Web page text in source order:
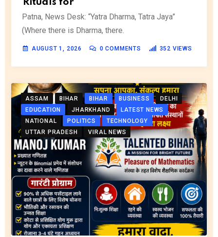
Rituals for
Patna, News Desk: “Yatra Dharma, Tatra Jaya”
(Where there is Dharma, there.
AUGUST 1, 2026 0 COMMENTS 352 VIEWS
ASSAM BIHAR BIHAR BUSINESS
DELHI
EDUCATION
JHARKHAND
LATEST NEWS
NATIONAL
POLITICS
TECHNOLOGY
UTTAR PRADESH
VIRAL NEWS